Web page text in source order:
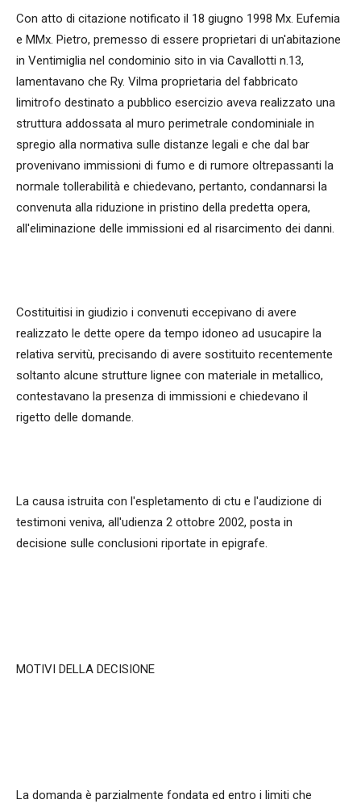
Con atto di citazione notificato il 18 giugno 1998 Mx. Eufemia
e MMx. Pietro, premesso di essere proprietari di un'abitazione
in Ventimiglia nel condominio sito in via Cavallotti n.13,
lamentavano che Ry. Vilma proprietaria del fabbricato
limitrofo destinato a pubblico esercizio aveva realizzato una
struttura addossata al muro perimetrale condominiale in
spregio alla normativa sulle distanze legali e che dal bar
provenivano immissioni di fumo e di rumore oltrepassanti la
normale tollerabilità e chiedevano, pertanto, condannarsi la
convenuta alla riduzione in pristino della predetta opera,
all'eliminazione delle immissioni ed al risarcimento dei danni.
Costituitisi in giudizio i convenuti eccepivano di avere
realizzato le dette opere da tempo idoneo ad usucapire la
relativa servitù, precisando di avere sostituito recentemente
soltanto alcune strutture lignee con materiale in metallico,
contestavano la presenza di immissioni e chiedevano il
rigetto delle domande.
La causa istruita con l'espletamento di ctu e l'audizione di
testimoni veniva, all'udienza 2 ottobre 2002, posta in
decisione sulle conclusioni riportate in epigrafe.
MOTIVI DELLA DECISIONE
La domanda è parzialmente fondata ed entro i limiti che